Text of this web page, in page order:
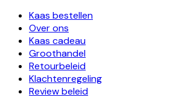
Kaas bestellen
Over ons
Kaas cadeau
Groothandel
Retourbeleid
Klachtenregeling
Review beleid